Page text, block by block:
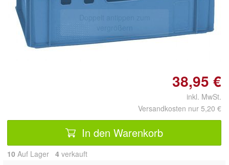
38,95 €
inkl. MwSt.
Versandkosten nur 5,20 €
In den Warenkorb
10 Auf Lager 4 verkauft